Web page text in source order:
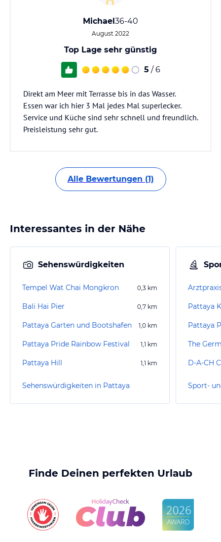
Michael36-40
August 2022
Top Lage sehr günstig
5 / 6
Direkt am Meer mit Terrasse bis in das Wasser.
Essen war ich hier 3 Mal jedes Mal superlecker.
Service und Küche sind sehr schnell und freundlich.
Preisleistung sehr gut.
Alle Bewertungen (1)
Interessantes in der Nähe
Sehenswürdigkeiten
Tempel Wat Chai Mongkron 0,3 km
Bali Hai Pier 0,7 km
Pattaya Garten und Bootshafen 1,0 km
Pattaya Pride Rainbow Festival 1,1 km
Pattaya Hill 1,1 km
Sehenswürdigkeiten in Pattaya
Pattaya
Pattaya
The
D-A-CH
Sport-
Finde Deinen perfekten Urlaub